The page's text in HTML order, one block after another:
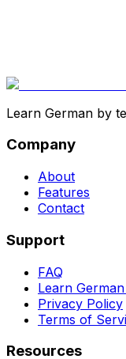
Learn German by
Company
About
Features
Contact
Support
FAQ
Learn
Privacy Policy
Terms of
Resources